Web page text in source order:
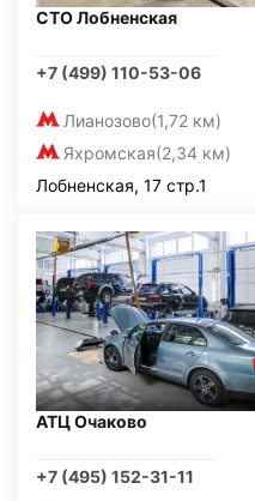
СТО Лобненская
+7 (499) 110-53-06
Лианозово(1,72 км)
Яхромская(2,34 км)
Лобненская, 17 стр.1
АТЦ Очаково
+7 (495) 152-31-11